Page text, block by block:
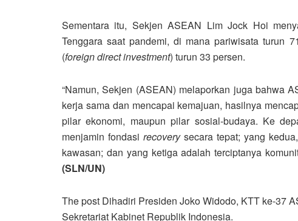
Sementara itu, Sekjen ASEAN Lim Jock Hoi
Tenggara saat pandemi, di mana pariwisata turun
(foreign direct investment) turun 33 persen.
“Namun, Sekjen (ASEAN) melaporkan juga bahwa
kerja sama dan mencapai kemajuan, hasilnya
pilar ekonomi, maupun pilar sosial-budaya. Ke
menjamin fondasi recoverysecara tepat; yang
kawasan; dan yang ketiga adalah terciptanya
(SLN/UN)
The post Dihadiri Presiden Joko Widodo, KTT ke-37
Sekretariat Kabinet Republik Indonesia.